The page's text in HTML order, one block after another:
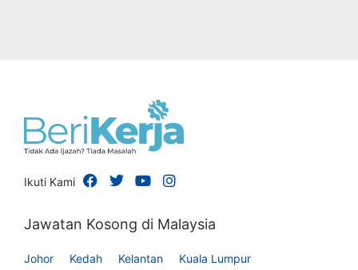
Ikuti Kami
Jawatan Kosong di Malaysia
Johor Kedah Kelantan Kuala Lumpur